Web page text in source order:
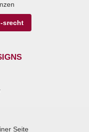
srecht
Seite